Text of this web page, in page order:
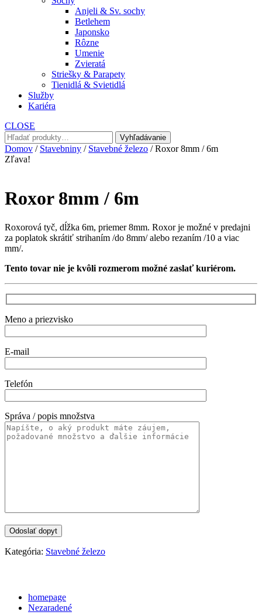
Anjeli & Sv. sochy
Betlehem
Japonsko
Rôzne
Umenie
Zvieratá
Striešky & Parapety
Tienidlá & Svietidlá
Služby
Kariéra
CLOSE
Hľadať:
Vyhľadávanie
Domov / Stavebniny / Stavebné železo / Roxor 8mm / 6m
Zľava!
Roxor 8mm / 6m
Roxorová tyč, dĺžka 6m, priemer 8mm. Roxor je možné v predajni
za poplatok skrátiť strihaním /do 8mm/ alebo rezaním /10 a viac
mm/.
Tento tovar nie je kvôli rozmerom možné zaslať kuriérom.
Meno a priezvisko
E-mail
Telefón
Správa / popis množstva
Kategória: Stavebné železo
homepage
Nezaradené